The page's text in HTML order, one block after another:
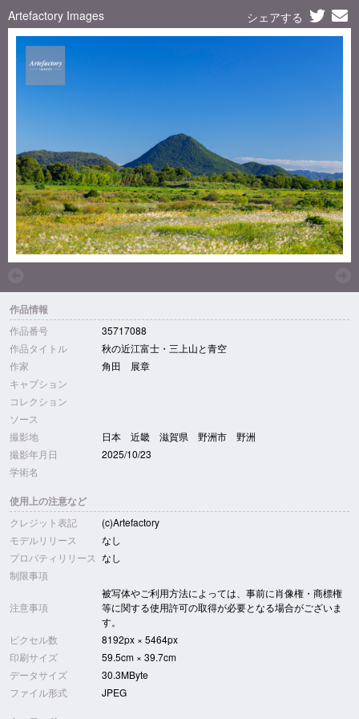
Artefactory Images シェアする
作品情報
作品番号
35717088
作品タイトル
秋の近江富士・三上山と青空
作家
角田 展章
キャプション
コレクション
ソース
撮影地
日本 近畿 滋賀県 野洲市 野洲
撮影年月日
2025/10/23
学術名
使用上の注意など
クレジット表記
(c)Artefactory
モデルリリース
なし
プロパティリリース なし
制限事項
注意事項
被写体やご利用方法によっては、事前に肖像権・商標権
等に関する使用許可の取得が必要となる場合がございま
す。
ピクセル数
8192px × 5464px
印刷サイズ
59.5cm × 39.7cm
データサイズ
30.3MByte
ファイル形式
JPEG